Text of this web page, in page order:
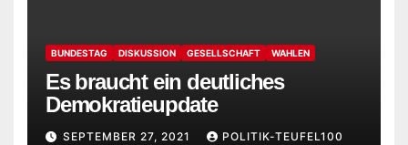
BUNDESTAG DISKUSSION GESELLSCHAFT WAHLEN
Es braucht ein deutliches
Demokratieupdate
SEPTEMBER 27, 2021 POLITIK-TEUFEL100